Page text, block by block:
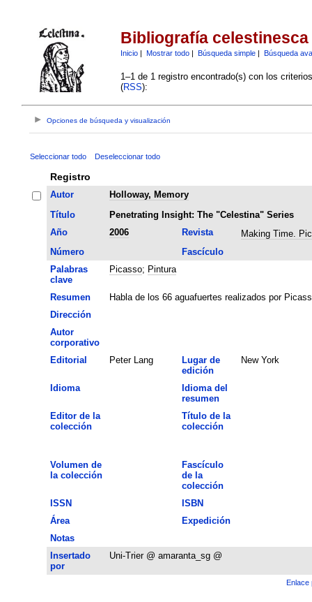
Bibliografía celestinesca
Inicio| Mostrar todo| Búsqueda simple| Búsqueda
1–1 de 1 registro encontrado(s) con los
(RSS):
Opciones de búsqueda y visualización
Seleccionar todo Deseleccionar todo
Registro
Autor
Holloway, Memory
Título
Penetrating Insight: The "Celestina" Series
Año
2006 Revista
Making Time.
Número
Fascículo
Palabras
clave
Picasso; Pintura
Resumen
Habla de los 66 aguafuertes realizados por
Dirección
Autor
corporativo
Editorial
Peter Lang
Lugar de
edición
New York
Idioma
Idioma del
resumen
Editor de la
colección
Título de la
colección
Volumen de
la colección
Fascículo
de la
colección
ISSN
ISBN
Área
Expedición
Notas
Insertado
por
Uni-Trier @ amaranta_sg @
Enlace